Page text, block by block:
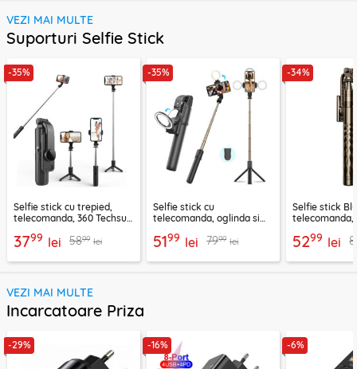
VEZI MAI MULTE
Suporturi Selfie Stick
-35%
Selfie stick cu trepied,
telecomanda, 360 Techsuit
3799 lei 5899 lei
-35%
Selfie stick cu
telecomanda, oglinda si
5199 lei 7999 lei
-34%
Selfie stick
telecomanda,
5299 lei
VEZI MAI MULTE
Incarcatoare Priza
-29% -16% -6%